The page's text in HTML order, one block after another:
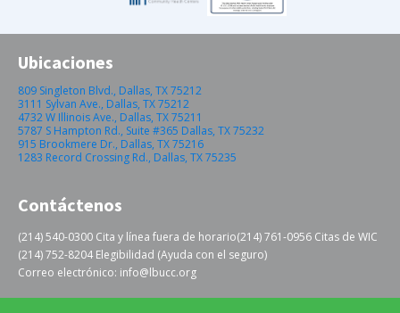
Ubicaciones
809 Singleton Blvd., Dallas, TX 75212
3111 Sylvan Ave., Dallas, TX 75212
4732 W Illinois Ave., Dallas, TX 75211
5787 S Hampton Rd., Suite #365 Dallas, TX 75232
915 Brookmere Dr., Dallas, TX 75216
1283 Record Crossing Rd., Dallas, TX 75235
Contáctenos
(214) 540-0300 Cita y línea fuera de horario(214) 761-0956 Citas de WIC
(214) 752-8204 Elegibilidad (Ayuda con el seguro)
Correo electrónico: info@lbucc.org